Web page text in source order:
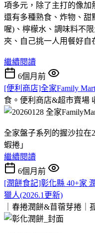
項多元，除了主打的像加
還有多種熟食、炸物、甜
喔)、檸檬水、調味料不
夾、自己挑一人用餐好自
繼續閱讀
6個月前
[便利商店]全家Family
食。便利商店&超市賣場
全家盤子系列的握沙拉在
蝦捲」
繼續閱讀
6個月前
[潤餅食記]彰化縣 40+家
獵人(2026.1更新)
｜春捲潤餅&苜蓿芽捲｜